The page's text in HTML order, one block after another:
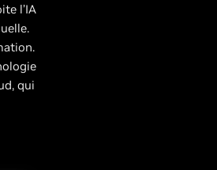
l’IA
qui